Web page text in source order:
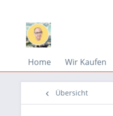
Home Wir Kaufen
Übersicht